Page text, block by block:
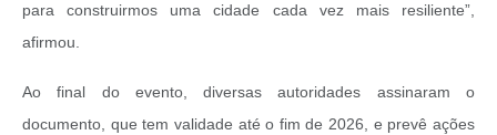
para construirmos uma cidade cada vez mais resiliente”,
afirmou.
Ao final do evento, diversas autoridades assinaram o
documento, que tem validade até o fim de 2026, e prevê ações